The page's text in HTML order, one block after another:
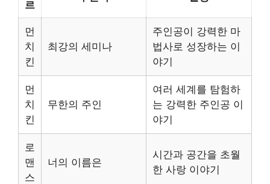
르
먼
치
킨
최강의 세미나
주인공이 강력한 마
법사로 성장하는 이
야기
먼
치
킨
무한의 주인
여러 세계를 탐험하
는 강력한 주인공 이
야기
로
맨
스
너의 이름은
시간과 공간을 초월
한 사랑 이야기